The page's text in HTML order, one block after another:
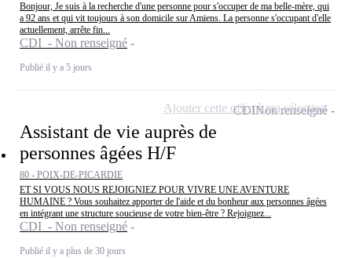
Bonjour, Je suis à la recherche d'une personne pour s'occuper de ma belle-mère, qui
a 92 ans et qui vit toujours à son domicile sur Amiens. La personne s'occupant d'elle
actuellement, arrête fin...
CDI - Non renseigné
Publié il y a 5 jours
Assistant de vie auprès de
personnes âgées H/F
80 - POIX-DE-PICARDIE
ET SI VOUS NOUS REJOIGNIEZ POUR VIVRE UNE AVENTURE
HUMAINE ? Vous souhaitez apporter de l'aide et du bonheur aux personnes âgées
en intégrant une structure soucieuse de votre bien-être ? Rejoignez...
CDI - Non renseigné
Publié il y a plus de 30 jours
CDINon renseigné
Ajouter cette offre à ma sélection